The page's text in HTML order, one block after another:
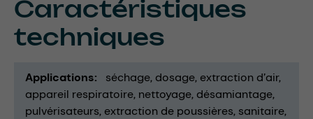
Caractéristiques
techniques
Applications séchage dosage extraction d’air
appareil respiratoire nettoyage désamiantage
pulvérisateurs extraction de poussières sanitaire